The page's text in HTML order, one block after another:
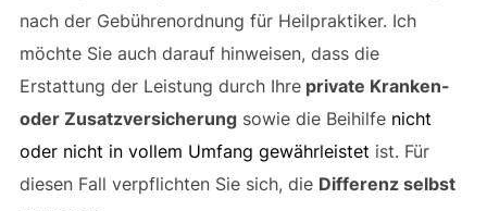
nach der Gebührenordnung für Heilpraktiker. Ich
möchte Sie auch darauf hinweisen, dass die
Erstattung der Leistung durch Ihreprivate Kranken-
oder Zusatzversicherungsowie die Beihilfe nicht
oder nicht in vollem Umfang gewährleistet ist. Für
diesen Fall verpflichten Sie sich, die Differenz selbst